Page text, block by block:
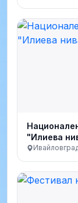
"Илиева